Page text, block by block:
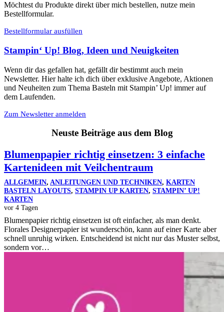
Möchtest du Produkte direkt über mich bestellen, nutze mein
Bestellformular.
Bestellformular ausfüllen
Stampin‘ Up! Blog, Ideen und Neuigkeiten
Wenn dir das gefallen hat, gefällt dir bestimmt auch mein
Newsletter. Hier halte ich dich über exklusive Angebote, Aktionen
und Neuheiten zum Thema Basteln mit Stampin’ Up! immer auf
dem Laufenden.
Zum Newsletter anmelden
Neuste Beiträge aus dem Blog
Blumenpapier richtig einsetzen: 3 einfache
Kartenideen mit Veilchentraum
ALLGEMEIN, ANLEITUNGEN UND TECHNIKEN, KARTEN
BASTELN LAYOUTS, STAMPIN UP KARTEN, STAMPIN’ UP!
KARTEN
vor 4 Tagen
Blumenpapier richtig einsetzen ist oft einfacher, als man denkt.
Florales Designerpapier ist wunderschön, kann auf einer Karte aber
schnell unruhig wirken. Entscheidend ist nicht nur das Muster selbst,
sondern vor…